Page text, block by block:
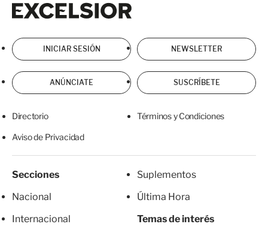
INICIAR SESIÓN NEWSLETTER
ANÚNCIATE SUSCRÍBETE
Directorio Términos y Condiciones
Aviso de Privacidad
Secciones
Nacional
Internacional
Suplementos
Última Hora
Temas de interés